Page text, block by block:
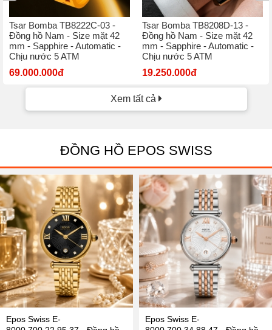
Tsar Bomba TB8222C-03 -
Đồng hồ Nam - Size mặt 42
mm - Sapphire - Automatic -
Chịu nước 5 ATM
69.000.000đ
Tsar Bomba TB8208D-13 -
Đồng hồ Nam - Size mặt 42
mm - Sapphire - Automatic -
Chịu nước 5 ATM
19.250.000đ
Xem tất cả
ĐỒNG HỒ EPOS SWISS
Epos Swiss E-
Epos Swiss E-